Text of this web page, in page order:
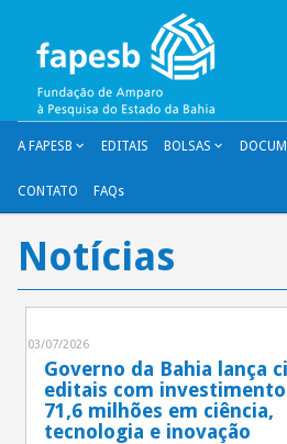
A FAPESB EDITAIS BOLSAS
CONTATO FAQs
Notícias
03/07/2026
Governo da Bahia lança
editais com investimento
71,6 milhões em ciência,
tecnologia e inovação